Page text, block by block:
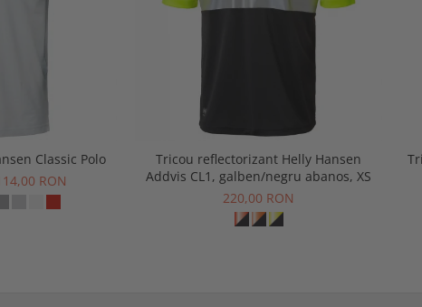
Classic Polo
RON
Tricou reflectorizant Helly Hansen
Addvis CL1, galben/negru abanos, XS
220,00 RON